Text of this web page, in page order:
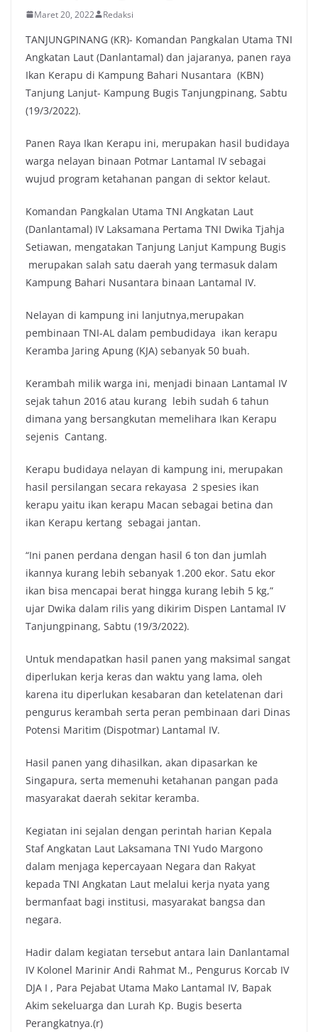
Maret 20, 2022 Redaksi
TANJUNGPINANG (KR)- Komandan Pangkalan Utama TNI
Angkatan Laut (Danlantamal) dan jajaranya, panen raya
Ikan Kerapu di Kampung Bahari Nusantara (KBN)
Tanjung Lanjut- Kampung Bugis Tanjungpinang, Sabtu
(19/3/2022).
Panen Raya Ikan Kerapu ini, merupakan hasil budidaya
warga nelayan binaan Potmar Lantamal IV sebagai
wujud program ketahanan pangan di sektor kelaut.
Komandan Pangkalan Utama TNI Angkatan Laut
(Danlantamal) IV Laksamana Pertama TNI Dwika Tjahja
Setiawan, mengatakan Tanjung Lanjut Kampung Bugis
merupakan salah satu daerah yang termasuk dalam
Kampung Bahari Nusantara binaan Lantamal IV.
Nelayan di kampung ini lanjutnya,merupakan
pembinaan TNI-AL dalam pembudidaya ikan kerapu
Keramba Jaring Apung (KJA) sebanyak 50 buah.
Kerambah milik warga ini, menjadi binaan Lantamal IV
sejak tahun 2016 atau kurang lebih sudah 6 tahun
dimana yang bersangkutan memelihara Ikan Kerapu
sejenis Cantang.
Kerapu budidaya nelayan di kampung ini, merupakan
hasil persilangan secara rekayasa 2 spesies ikan
kerapu yaitu ikan kerapu Macan sebagai betina dan
ikan Kerapu kertang sebagai jantan.
“Ini panen perdana dengan hasil 6 ton dan jumlah
ikannya kurang lebih sebanyak 1.200 ekor. Satu ekor
ikan bisa mencapai berat hingga kurang lebih 5 kg,”
ujar Dwika dalam rilis yang dikirim Dispen Lantamal IV
Tanjungpinang, Sabtu (19/3/2022).
Untuk mendapatkan hasil panen yang maksimal sangat
diperlukan kerja keras dan waktu yang lama, oleh
karena itu diperlukan kesabaran dan ketelatenan dari
pengurus kerambah serta peran pembinaan dari Dinas
Potensi Maritim (Dispotmar) Lantamal IV.
Hasil panen yang dihasilkan, akan dipasarkan ke
Singapura, serta memenuhi ketahanan pangan pada
masyarakat daerah sekitar keramba.
Kegiatan ini sejalan dengan perintah harian Kepala
Staf Angkatan Laut Laksamana TNI Yudo Margono
dalam menjaga kepercayaan Negara dan Rakyat
kepada TNI Angkatan Laut melalui kerja nyata yang
bermanfaat bagi institusi, masyarakat bangsa dan
negara.
Hadir dalam kegiatan tersebut antara lain Danlantamal
IV Kolonel Marinir Andi Rahmat M., Pengurus Korcab IV
DJA I , Para Pejabat Utama Mako Lantamal IV, Bapak
Akim sekeluarga dan Lurah Kp. Bugis beserta
Perangkatnya.(r)